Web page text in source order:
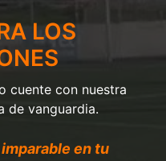
LOS
cuente con nuestra
de vanguardia.
imparable en tu